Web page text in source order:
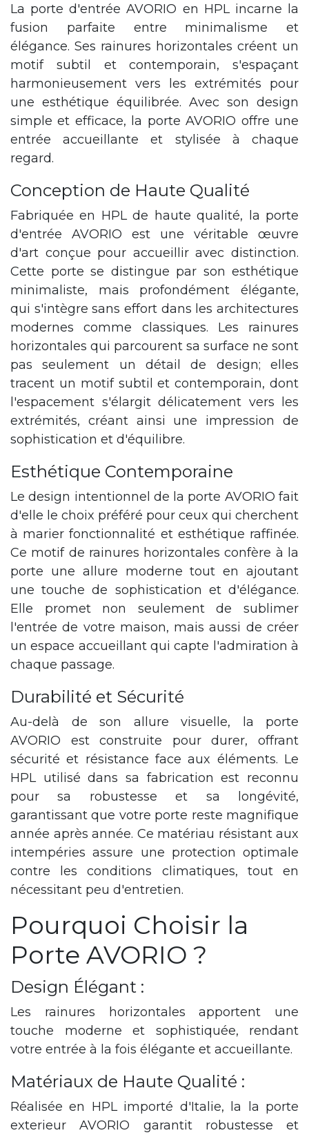
La porte d'entrée AVORIO en HPL incarne la
fusion parfaite entre minimalisme et
élégance. Ses rainures horizontales créent un
motif subtil et contemporain, s'espaçant
harmonieusement vers les extrémités pour
une esthétique équilibrée. Avec son design
simple et efficace, la porte AVORIO offre une
entrée accueillante et stylisée à chaque
regard.
Conception de Haute Qualité
Fabriquée en HPL de haute qualité, la porte
d'entrée AVORIO est une véritable œuvre
d'art conçue pour accueillir avec distinction.
Cette porte se distingue par son esthétique
minimaliste, mais profondément élégante,
qui s'intègre sans effort dans les architectures
modernes comme classiques. Les rainures
horizontales qui parcourent sa surface ne sont
pas seulement un détail de design; elles
tracent un motif subtil et contemporain, dont
l'espacement s'élargit délicatement vers les
extrémités, créant ainsi une impression de
sophistication et d'équilibre.
Esthétique Contemporaine
Le design intentionnel de la porte AVORIO fait
d'elle le choix préféré pour ceux qui cherchent
à marier fonctionnalité et esthétique raffinée.
Ce motif de rainures horizontales confère à la
porte une allure moderne tout en ajoutant
une touche de sophistication et d'élégance.
Elle promet non seulement de sublimer
l'entrée de votre maison, mais aussi de créer
un espace accueillant qui capte l'admiration à
chaque passage.
Durabilité et Sécurité
Au-delà de son allure visuelle, la porte
AVORIO est construite pour durer, offrant
sécurité et résistance face aux éléments. Le
HPL utilisé dans sa fabrication est reconnu
pour sa robustesse et sa longévité,
garantissant que votre porte reste magnifique
année après année. Ce matériau résistant aux
intempéries assure une protection optimale
contre les conditions climatiques, tout en
nécessitant peu d'entretien.
Pourquoi Choisir la
Porte AVORIO ?
Design Élégant :
Les rainures horizontales apportent une
touche moderne et sophistiquée, rendant
votre entrée à la fois élégante et accueillante.
Matériaux de Haute Qualité :
Réalisée en HPL importé d'Italie, la la porte
exterieur AVORIO garantit robustesse et